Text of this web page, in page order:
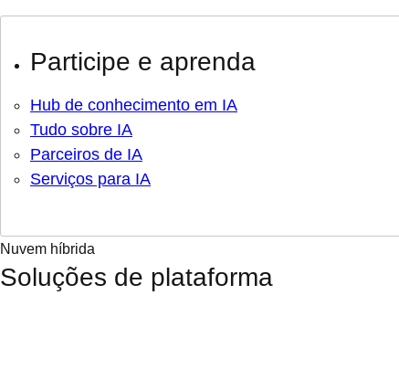
Participe e aprenda
Hub de conhecimento em IA
Tudo sobre IA
Parceiros de IA
Serviços para IA
Nuvem híbrida
Soluções de plataforma